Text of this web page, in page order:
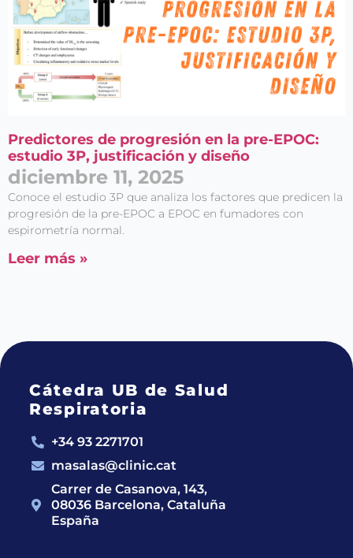
Predictores de progresión en la pre-EPOC:
estudio 3P, justificación y diseño
diciembre 11, 2025
Conoce el estudio 3P que analiza los factores que predicen la
progresión de la pre-EPOC a EPOC en fumadores con
espirometría normal.
Leer más »
Cátedra UB de Salud
Respiratoria
+34 93 2271701
masalas@clinic.cat
Carrer de Casanova, 143,
08036 Barcelona, Cataluña
España